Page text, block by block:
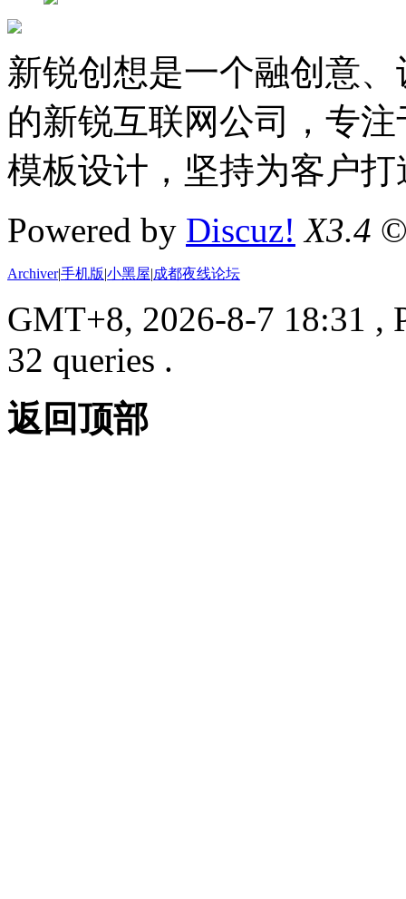
新锐创想是一个融创意
的新锐互联网公司，专
模板设计，坚持为客户
Powered by Discuz! X3.4
Archiver|手机版|小黑屋|成都夜线论坛
GMT+8, 2026-8-7 18:31 ,
32 queries .
返回顶部